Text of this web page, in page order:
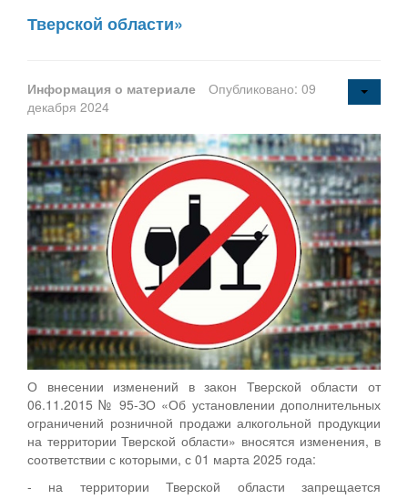
Тверской области»
Информация о материале
Опубликовано: 09
декабря 2024
О внесении изменений в закон Тверской области от
06.11.2015 № 95-ЗО «Об установлении дополнительных
ограничений розничной продажи алкогольной продукции
на территории Тверской области» вносятся изменения, в
соответствии с которыми, с 01 марта 2025 года:
- на территории Тверской области запрещается